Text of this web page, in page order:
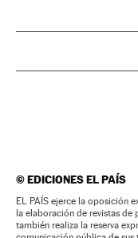
©EDICIONES EL PAÍS
EL PAÍS ejerce la oposición
la elaboración de revistas de
también realiza la reserva